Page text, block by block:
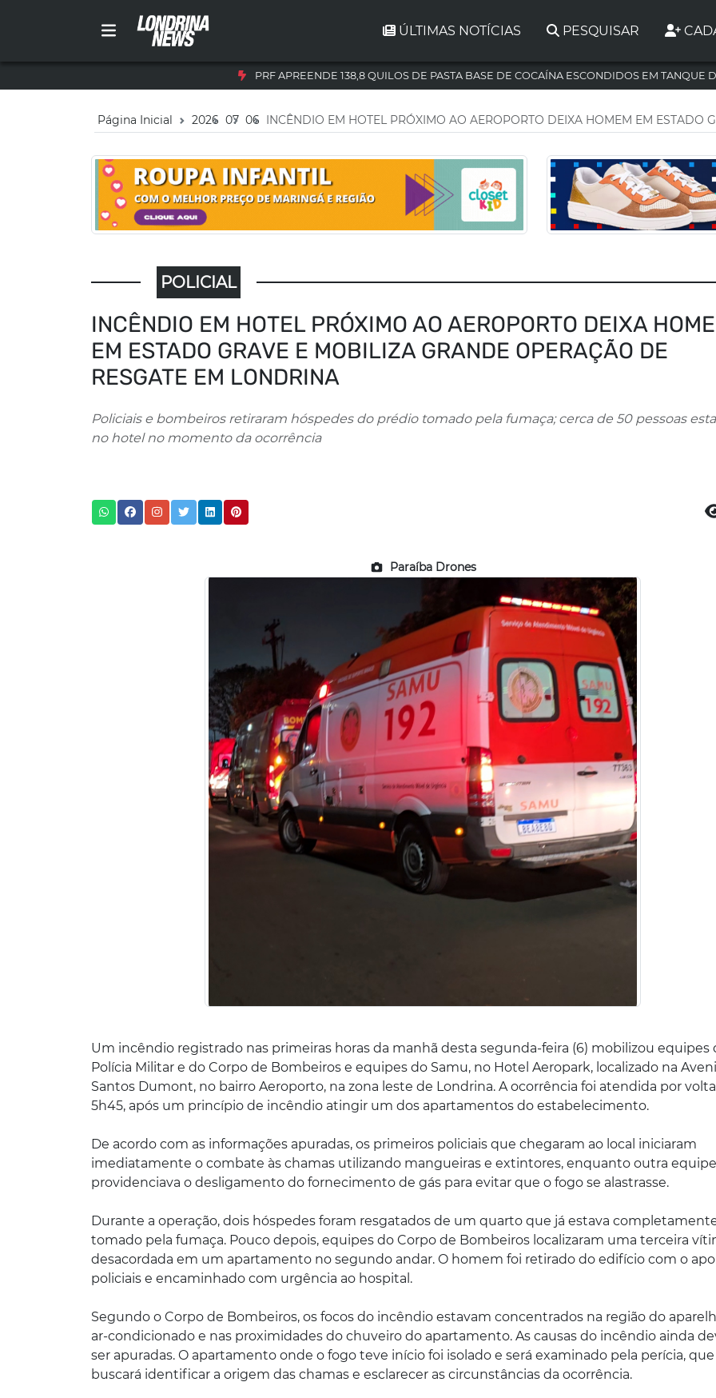
ÚLTIMAS NOTÍCIAS PESQUISAR
PRF APREENDE 138,8 QUILOS DE PASTA BASE DE COCAÍNA ESCONDIDOS EM TANQUE
Página Inicial 2026 07 06 INCÊNDIO EM HOTEL PRÓXIMO AO AEROPORTO DEIXA HOMEM EM ESTADO
POLICIAL
INCÊNDIO EM HOTEL PRÓXIMO AO AEROPORTO DEIXA
EM ESTADO GRAVE E MOBILIZA GRANDE OPERAÇÃO DE
RESGATE EM LONDRINA
Policiais e bombeiros retiraram hóspedes do prédio tomado pela fumaça; cerca de 50 pessoas
no hotel no momento da ocorrência
Paraíba Drones
Um incêndio registrado nas primeiras horas da manhã desta segunda-feira (6) mobilizou equipes
Polícia Militar e do Corpo de Bombeiros e equipes do Samu, no Hotel Aeropark, localizado na
Santos Dumont, no bairro Aeroporto, na zona leste de Londrina. A ocorrência foi atendida por
5h45, após um princípio de incêndio atingir um dos apartamentos do estabelecimento.
De acordo com as informações apuradas, os primeiros policiais que chegaram ao local iniciaram
imediatamente o combate às chamas utilizando mangueiras e extintores, enquanto outra equipe
providenciava o desligamento do fornecimento de gás para evitar que o fogo se alastrasse.
Durante a operação, dois hóspedes foram resgatados de um quarto que já estava
tomado pela fumaça. Pouco depois, equipes do Corpo de Bombeiros localizaram uma terceira
desacordada em um apartamento no segundo andar. O homem foi retirado do edifício com o
policiais e encaminhado com urgência ao hospital.
Segundo o Corpo de Bombeiros, os focos do incêndio estavam concentrados na região do
ar-condicionado e nas proximidades do chuveiro do apartamento. As causas do incêndio ainda
ser apuradas. O apartamento onde o fogo teve início foi isolado e será examinado pela perícia, que
buscará identificar a origem das chamas e esclarecer as circunstâncias da ocorrência.